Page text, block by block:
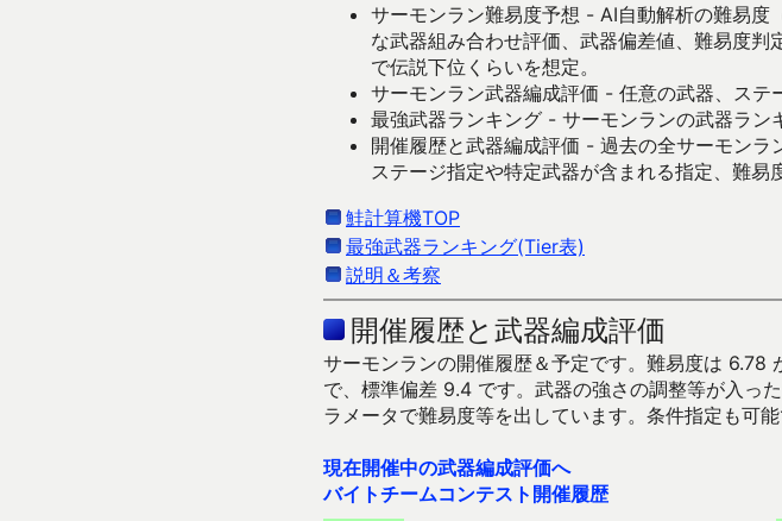
サーモンラン難易度予想 - AI自動解析の難易度
な武器組み合わせ評価、武器偏差値、難易度
で伝説下位くらいを想定。
サーモンラン武器編成評価 - 任意の武器、ステ
最強武器ランキング - サーモンランの武器ラン
開催履歴と武器編成評価 - 過去の全サーモンラ
ステージ指定や特定武器が含まれる指定、難易
鮭計算機TOP
最強武器ランキング(Tier表)
説明＆考察
開催履歴と武器編成評価
サーモンランの開催履歴＆予定です。難易度は
で、標準偏差 9.4 です。武器の強さの調整等が入っ
ラメータで難易度等を出しています。条件指定も可
現在開催中の武器編成評価へ
バイトチームコンテスト開催履歴